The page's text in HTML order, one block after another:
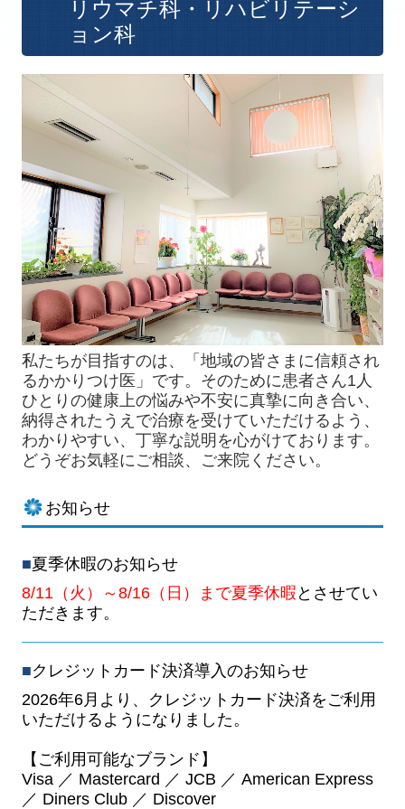
リウマチ科・リハビリテーシ
ョン科
私たちが目指すのは、「地域の皆さまに信頼され
るかかりつけ医」です。そのために患者さん1人
ひとりの健康上の悩みや不安に真摯に向き合い、
納得されたうえで治療を受けていただけるよう、
わかりやすい、丁寧な説明を心がけております。
どうぞお気軽にご相談、ご来院ください。
お知らせ
■夏季休暇のお知らせ
8/11（火）～8/16（日）まで夏季休暇 とさせてい
ただきます。
■クレジットカード決済導入のお知らせ
2026年6月より、クレジットカード決済をご利用
いただけるようになりました。
【ご利用可能なブランド】
Visa ／ Mastercard ／ JCB ／ American Express
／ Diners Club ／ Discover